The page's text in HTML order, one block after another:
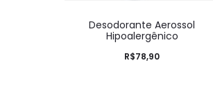
Desodorante Aerossol
Hipoalergênico
R$78,90